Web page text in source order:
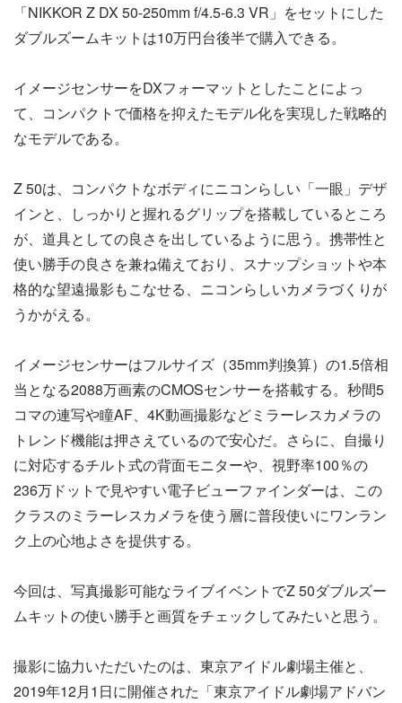
「NIKKOR Z DX 50-250mm f/4.5-6.3 VR」をセットにした
ダブルズームキットは10万円台後半で購入できる。
イメージセンサーをDXフォーマットとしたことによっ
て、コンパクトで価格を抑えたモデル化を実現した戦略的
なモデルである。
Z 50は、コンパクトなボディにニコンらしい「一眼」デザ
インと、しっかりと握れるグリップを搭載しているところ
が、道具としての良さを出しているように思う。携帯性と
使い勝手の良さを兼ね備えており、スナップショットや本
格的な望遠撮影もこなせる、ニコンらしいカメラづくりが
うかがえる。
イメージセンサーはフルサイズ（35mm判換算）の1.5倍相
当となる2088万画素のCMOSセンサーを搭載する。秒間5
コマの連写や瞳AF、4K動画撮影などミラーレスカメラの
トレンド機能は押さえているので安心だ。さらに、自撮り
に対応するチルト式の背面モニターや、視野率100％の
236万ドットで見やすい電子ビューファインダーは、この
クラスのミラーレスカメラを使う層に普段使いにワンラン
ク上の心地よさを提供する。
今回は、写真撮影可能なライブイベントでZ 50ダブルズー
ムキットの使い勝手と画質をチェックしてみたいと思う。
撮影に協力いただいたのは、東京アイドル劇場主催と、
2019年12月1日に開催された「東京アイドル劇場アドバン